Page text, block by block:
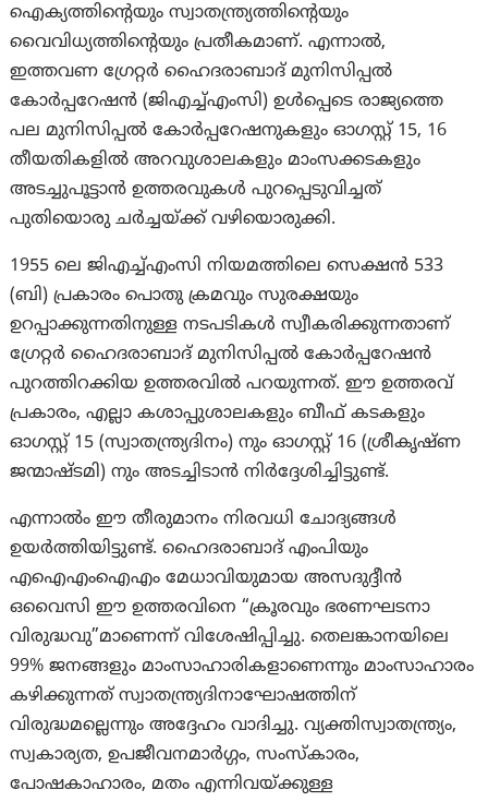
ഐക്യത്തിന്റെയും സ്വാതന്ത്ര്യത്തിന്റെയും
വൈവിധ്യത്തിന്റെയും പ്രതീകമാണ്. എന്നാൽ,
ഇത്തവണ ഗ്രേറ്റർ ഹൈദരാബാദ് മുനിസിപ്പൽ
കോർപ്പറേഷൻ (ജിഎച്ച്എംസി) ഉൾപ്പെടെ രാജ്യത്തെ
പല മുനിസിപ്പൽ കോർപ്പറേഷനുകളും ഓഗസ്റ്റ് 15, 16
തീയതികളിൽ അറവുശാലകളും മാംസക്കടകളും
അടച്ചുപൂട്ടാൻ ഉത്തരവുകൾ പുറപ്പെടുവിച്ചത്
പുതിയൊരു ചർച്ചയ്ക്ക് വഴിയൊരുക്കി.
1955 ലെ ജിഎച്ച്എംസി നിയമത്തിലെ സെക്ഷൻ 533
(ബി) പ്രകാരം പൊതു ക്രമവും സുരക്ഷയും
ഉറപ്പാക്കുന്നതിനുള്ള നടപടികൾ സ്വീകരിക്കുന്നതാണ്
ഗ്രേറ്റർ ഹൈദരാബാദ് മുനിസിപ്പൽ കോർപ്പറേഷൻ
പുറത്തിറക്കിയ ഉത്തരവിൽ പറയുന്നത്. ഈ ഉത്തരവ്
പ്രകാരം, എല്ലാ കശാപ്പുശാലകളും ബീഫ് കടകളും
ഓഗസ്റ്റ് 15 (സ്വാതന്ത്ര്യദിനം) നും ഓഗസ്റ്റ് 16 (ശ്രീകൃഷ്ണ
ജന്മാഷ്ടമി) നും അടച്ചിടാൻ നിർദ്ദേശിച്ചിട്ടുണ്ട്.
എന്നാൽം ഈ തീരുമാനം നിരവധി ചോദ്യങ്ങൾ
ഉയർത്തിയിട്ടുണ്ട്. ഹൈദരാബാദ് എംപിയും
എഐഎംഐഎം മേധാവിയുമായ അസദുദ്ദീൻ
ഒവൈസി ഈ ഉത്തരവിനെ “ക്രൂരവും ഭരണഘടനാ
വിരുദ്ധവു”മാണെന്ന് വിശേഷിപ്പിച്ചു. തെലങ്കാനയിലെ
99% ജനങ്ങളും മാംസാഹാരികളാണെന്നും മാംസാഹാരം
കഴിക്കുന്നത് സ്വാതന്ത്ര്യദിനാഘോഷത്തിന്
വിരുദ്ധമല്ലെന്നും അദ്ദേഹം വാദിച്ചു. വ്യക്തിസ്വാതന്ത്ര്യം,
സ്വകാര്യത, ഉപജീവനമാർഗ്ഗം, സംസ്കാരം,
പോഷകാഹാരം, മതം എന്നിവയ്ക്കുള്ള